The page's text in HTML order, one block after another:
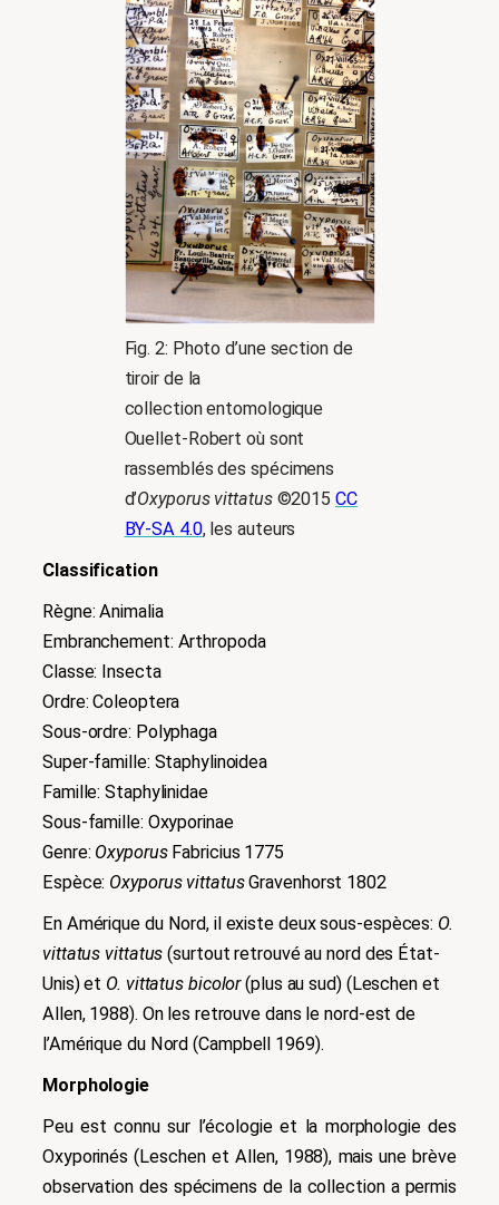
Fig. 2: Photo d’une section de
tiroir de la
collection entomologique
Ouellet-Robert où sont
rassemblés des spécimens
d’Oxyporus vittatus©2015 CC
BY-SA 4.0, les auteurs
Classification
Règne: Animalia
Embranchement: Arthropoda
Classe: Insecta
Ordre: Coleoptera
Sous-ordre: Polyphaga
Super-famille: Staphylinoidea
Famille: Staphylinidae
Sous-famille: Oxyporinae
Genre: OxyporusFabricius 1775
Espèce: Oxyporus vittatusGravenhorst 1802
En Amérique du Nord, il existe deux sous-espèces: O.
vittatus vittatus (surtout retrouvé au nord des État-
Unis) et O. vittatus bicolor(plus au sud) (Leschen et
Allen, 1988). On les retrouve dans le nord-est de
l’Amérique du Nord(Campbell 1969).
Morphologie
Peu est connu sur l’écologie et la morphologie des
Oxyporinés (Leschen et Allen, 1988), mais une brève
observation des spécimens de la collection a permis